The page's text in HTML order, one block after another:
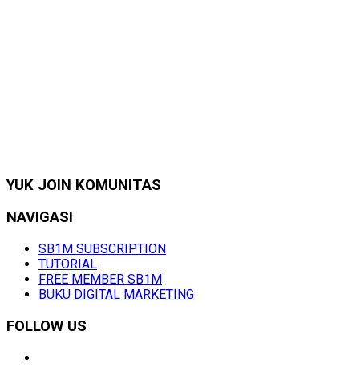
YUK JOIN KOMUNITAS
NAVIGASI
SB1M SUBSCRIPTION
TUTORIAL
FREE MEMBER SB1M
BUKU DIGITAL MARKETING
FOLLOW US